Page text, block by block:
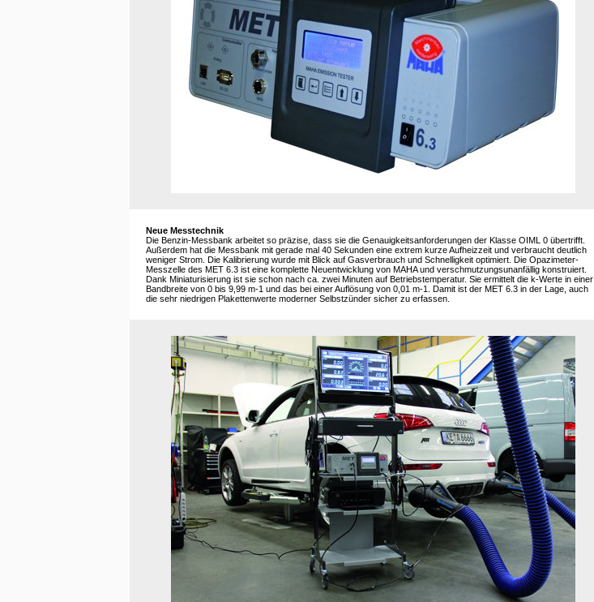
Neue Messtechnik
Die Benzin-Messbank arbeitet so präzise, dass sie die Genauigkeitsanforderungen der Klasse OIML 0 übertrifft.
Außerdem hat die Messbank mit gerade mal 40 Sekunden eine extrem kurze Aufheizzeit und verbraucht deutlich
weniger Strom. Die Kalibrierung wurde mit Blick auf Gasverbrauch und Schnelligkeit optimiert. Die Opazimeter-
Messzelle des MET 6.3 ist eine komplette Neuentwicklung von MAHA und verschmutzungsunanfällig konstruiert.
Dank Miniaturisierung ist sie schon nach ca. zwei Minuten auf Betriebstemperatur. Sie ermittelt die k-Werte in einer
Bandbreite von 0 bis 9,99 m-1 und das bei einer Auflösung von 0,01 m-1. Damit ist der MET 6.3 in der Lage, auch
die sehr niedrigen Plakettenwerte moderner Selbstzünder sicher zu erfassen.